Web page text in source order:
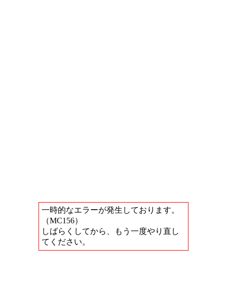
一時的なエラーが発生しております。
（MC156）
しばらくしてから、もう一度やり直し
てください。